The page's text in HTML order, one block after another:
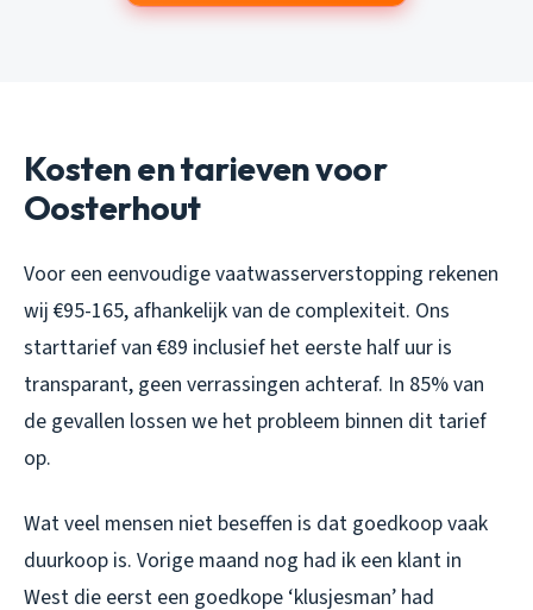
Kosten en tarieven voor
Oosterhout
Voor een eenvoudige vaatwasserverstopping rekenen
wij €95-165, afhankelijk van de complexiteit. Ons
starttarief van €89 inclusief het eerste half uur is
transparant, geen verrassingen achteraf. In 85% van
de gevallen lossen we het probleem binnen dit tarief
op.
Wat veel mensen niet beseffen is dat goedkoop vaak
duurkoop is. Vorige maand nog had ik een klant in
West die eerst een goedkope ‘klusjesman’ had